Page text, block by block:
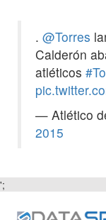
. @Torres
Calderón
atléticos
— Atlético
2015
';